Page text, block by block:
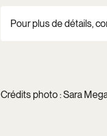
Pour plus de détails,
Crédits photo : Sara